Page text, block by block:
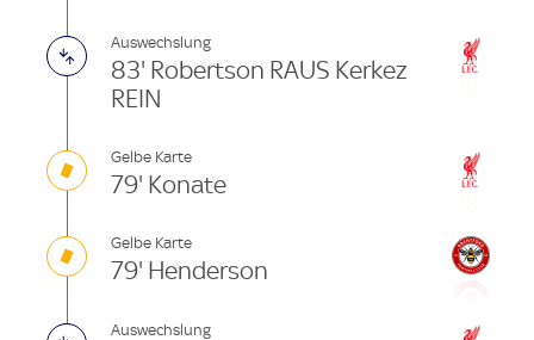
Auswechslung
83' Robertson RAUS Kerkez
REIN
Gelbe Karte
79' Konate
Gelbe Karte
79' Henderson
Auswechslung